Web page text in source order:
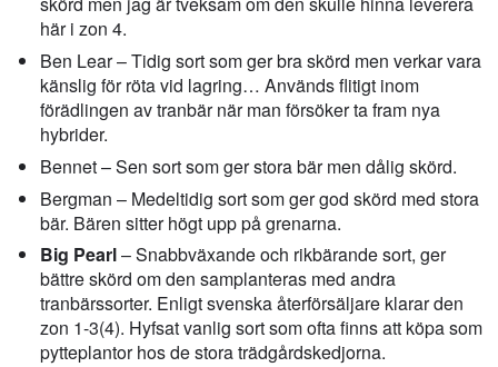
här i zon 4.
Ben Lear – Tidig sort som ger bra skörd men verkar vara
känslig för röta vid lagring… Används flitigt inom
förädlingen av tranbär när man försöker ta fram nya
hybrider.
Bennet – Sen sort som ger stora bär men dålig skörd.
Bergman – Medeltidig sort som ger god skörd med stora
bär. Bären sitter högt upp på grenarna.
Big Pearl– Snabbväxande och rikbärande sort, ger
bättre skörd om den samplanteras med andra
tranbärssorter. Enligt svenska återförsäljare klarar den
zon 1-3(4). Hyfsat vanlig sort som ofta finns att köpa som
pytteplantor hos de stora trädgårdskedjorna.